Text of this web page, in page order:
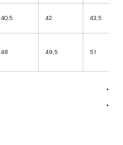
40,5 42 43,5
48 49,5 51